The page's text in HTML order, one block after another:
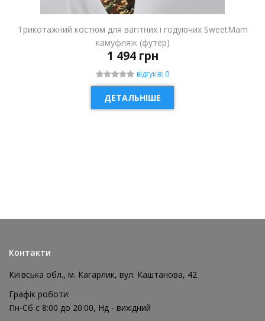
Трикотажний костюм для вагітних і годуючих SweetMam
камуфляж (футер)
1 494 грн
відгуків: 0
ДЕТАЛЬНІШЕ
Контакти
Київська обл., м. Кагарлик, вул. Каштанова, 42
Графік роботи:
Пн-Сб с 8:00 до 20:00, Нд - вихідний